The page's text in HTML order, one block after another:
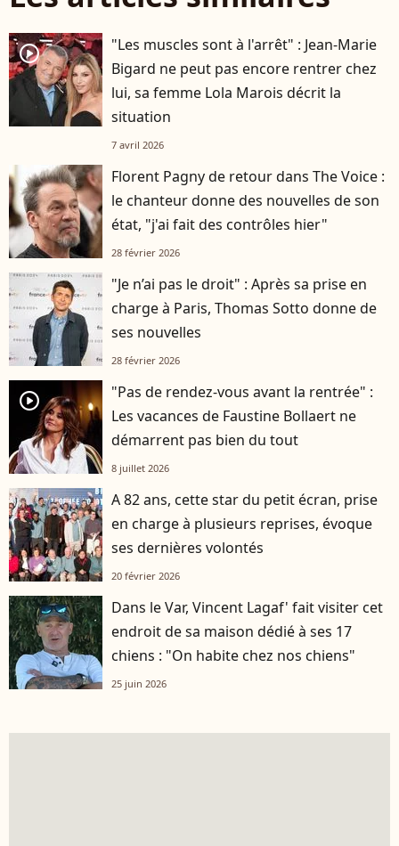
player2
"Les muscles sont à l'arrêt" : Jean-Marie
Bigard ne peut pas encore rentrer chez
lui, sa femme Lola Marois décrit la
situation
7 avril 2026
Florent Pagny de retour dans The Voice :
le chanteur donne des nouvelles de son
état, "j'ai fait des contrôles hier"
28 février 2026
"Je n’ai pas le droit" : Après sa prise en
charge à Paris, Thomas Sotto donne de
ses nouvelles
28 février 2026
player2
"Pas de rendez-vous avant la rentrée" :
Les vacances de Faustine Bollaert ne
démarrent pas bien du tout
8 juillet 2026
A 82 ans, cette star du petit écran, prise
en charge à plusieurs reprises, évoque
ses dernières volontés
20 février 2026
Dans le Var, Vincent Lagaf' fait visiter cet
endroit de sa maison dédié à ses 17
chiens : "On habite chez nos chiens"
25 juin 2026